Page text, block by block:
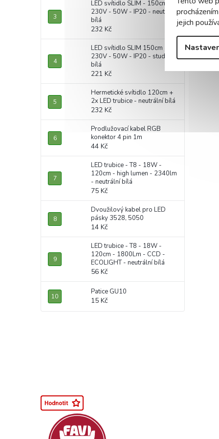
jejich
LED svítidlo SLIM - 150cm -
230V - 50W - IP20 - neutrální
bílá
232 Kč
LED svítidlo SLIM 150cm -
230V - 50W - IP20 - studená
bílá
221 Kč
Hermetické svítidlo 120cm +
2x LED trubice - neutrální bílá
232 Kč
Prodlužovací kabel RGB
konektor 4 pin 1m
44 Kč
LED trubice - T8 - 18W -
120cm - high lumen - 2340lm
- neutrální bílá
75 Kč
Dvoužilový kabel pro LED
pásky 3528, 5050
14 Kč
LED trubice - T8 - 18W -
120cm - 1800Lm - CCD -
ECOLIGHT - neutrální bílá
56 Kč
Patice GU10
15 Kč